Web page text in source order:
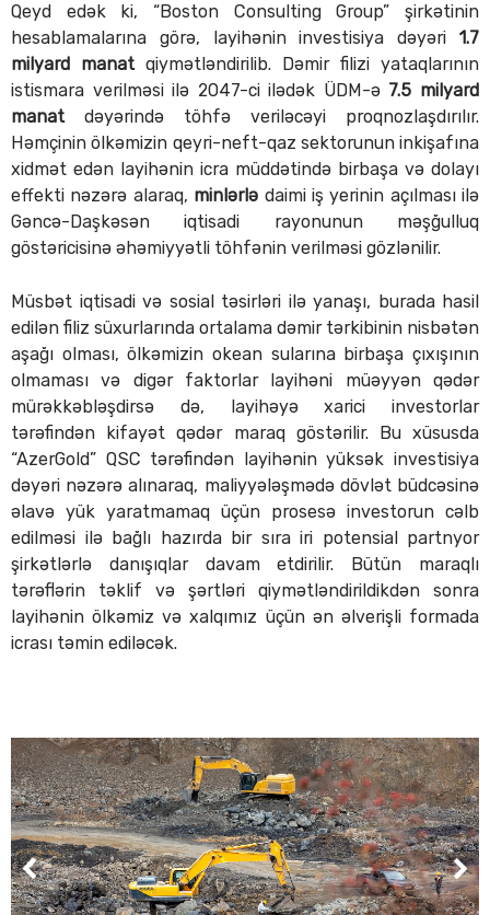
Qeyd edək ki, “Boston Consulting Group” şirkətinin
hesablamalarına görə, layihənin investisiya dəyəri 1.7
milyard manatqiymətləndirilib. Dəmir filizi yataqlarının
istismara verilməsi ilə 2047-ci ilədək ÜDM-ə 7.5 milyard
manatdəyərində töhfə veriləcəyi proqnozlaşdırılır.
Həmçinin ölkəmizin qeyri-neft-qaz sektorunun inkişafına
xidmət edən layihənin icra müddətində birbaşa və dolayı
effekti nəzərə alaraq, minlərlə daimi iş yerinin açılması ilə
Gəncə-Daşkəsən iqtisadi rayonunun məşğulluq
göstəricisinə əhəmiyyətli töhfənin verilməsi gözlənilir.
Müsbət iqtisadi və sosial təsirləri ilə yanaşı, burada hasil
edilən filiz süxurlarında ortalama dəmir tərkibinin nisbətən
aşağı olması, ölkəmizin okean sularına birbaşa çıxışının
olmaması və digər faktorlar layihəni müəyyən qədər
mürəkkəbləşdirsə də, layihəyə xarici investorlar
tərəfindən kifayət qədər maraq göstərilir. Bu xüsusda
“AzerGold” QSC tərəfindən layihənin yüksək investisiya
dəyəri nəzərə alınaraq, maliyyələşmədə dövlət büdcəsinə
əlavə yük yaratmamaq üçün prosesə investorun cəlb
edilməsi ilə bağlı hazırda bir sıra iri potensial partnyor
şirkətlərlə danışıqlar davam etdirilir. Bütün maraqlı
tərəflərin təklif və şərtləri qiymətləndirildikdən sonra
layihənin ölkəmiz və xalqımız üçün ən əlverişli formada
icrası təmin ediləcək.